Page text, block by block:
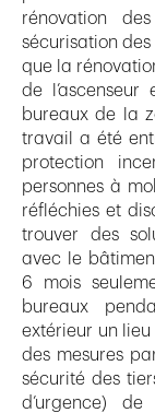
rénovation
sécurisation
que la
de
bureaux de la
travail a été
protection
personnes à
réfléchies et
trouver des
avec le
6 mois
bureaux
extérieur un
des mesures
sécurité des
d’urgence)